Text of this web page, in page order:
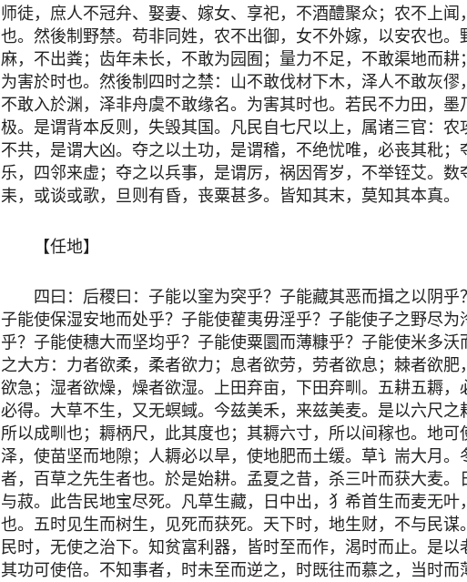
师徒，庶人不冠弁、娶妻、嫁女、享祀，不酒醴聚众；农不上
也。然後制野禁。苟非同姓，农不出御，女不外嫁，以安农也
麻，不出粪；齿年未长，不敢为园囿；量力不足，不敢渠地而耕
为害於时也。然後制四时之禁：山不敢伐材下木，泽人不敢灰
不敢入於渊，泽非舟虞不敢缘名。为害其时也。若民不力田，墨
极。是谓背本反则，失毁其国。凡民自七尺以上，属诸三官：
不共，是谓大凶。夺之以土功，是谓稽，不绝忧唯，必丧其秕
乐，四邻来虚；夺之以兵事，是谓厉，祸因胥岁，不举铚艾。
耒，或谈或歌，旦则有昏，丧粟甚多。皆知其末，莫知其本真。
【任地】
四曰：后稷曰：子能以窐为突乎？子能藏其恶而揖之以阴乎
子能使保湿安地而处乎？子能使雚夷毋淫乎？子能使子之野尽
乎？子能使穗大而坚均乎？子能使粟圜而薄糠乎？子能使米多
之大方：力者欲柔，柔者欲力；息者欲劳，劳者欲息；棘者欲
欲急；湿者欲燥，燥者欲湿。上田弃亩，下田弃甽。五耕五耨
必得。大草不生，又无螟蜮。今兹美禾，来兹美麦。是以六尺之
所以成甽也；耨柄尺，此其度也；其耨六寸，所以间稼也。地
泽，使苗坚而地隙；人耨必以旱，使地肥而土缓。草讠耑大月
者，百草之先生者也。於是始耕。孟夏之昔，杀三叶而获大麦
与菽。此告民地宝尽死。凡草生藏，日中出，犭希首生而麦无
也。五时见生而树生，见死而获死。天下时，地生财，不与民
民时，无使之治下。知贫富利器，皆时至而作，渴时而止。是以
其功可使倍。不知事者，时未至而逆之，时既往而慕之，当时